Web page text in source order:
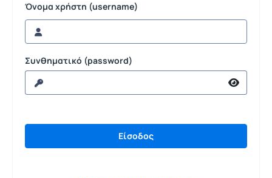
Όνομα χρήστη (username)
Συνθηματικό (password)